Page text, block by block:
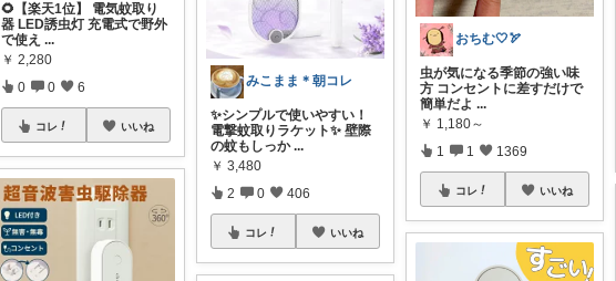
🌻【楽天1位】 電気蚊取り
器 LED誘虫灯 充電式で野外
で使え ...
￥ 2,280
0 0 6
コレ いいね
みこまま＊朝コレ
✨シンプルで使いやすい！
電撃蚊取りラケット✨ 壁際
の蚊もしっか ...
￥ 3,480
2 0 406
コレ いいね
おちむ🤍🏹
虫が気になる季節の強い味
方 コンセントに差すだけで
簡単だよ...
￥ 1,180～
1 1 1369
コレ いいね